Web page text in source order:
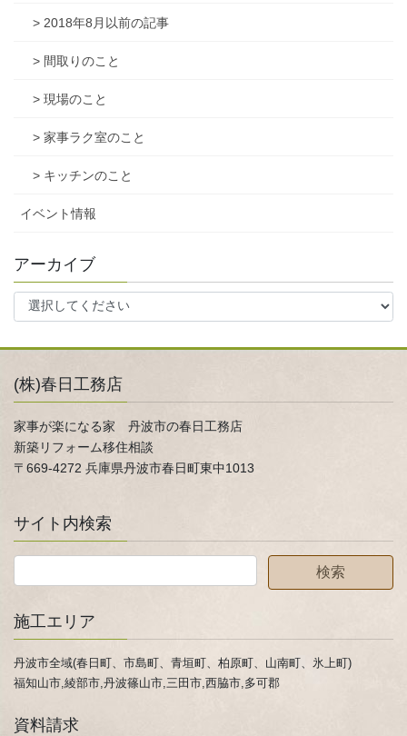
> 2018年8月以前の記事
> 間取りのこと
> 現場のこと
> 家事ラク室のこと
> キッチンのこと
イベント情報
アーカイブ
(株)春日工務店
家事が楽になる家 丹波市の春日工務店
新築リフォーム移住相談
〒669-4272 兵庫県丹波市春日町東中1013
サイト内検索
施工エリア
丹波市全域(春日町、市島町、青垣町、柏原町、山南町、氷上町)
福知山市,綾部市,丹波篠山市,三田市,西脇市,多可郡
資料請求